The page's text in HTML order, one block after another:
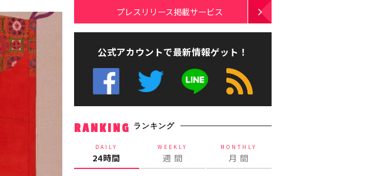
プレスリリース掲載サービス
公式アカウントで最新情報ゲット！
RANKING ランキング
DAILY
24時間
WEEKLY
週 間
MONTHLY
月 間